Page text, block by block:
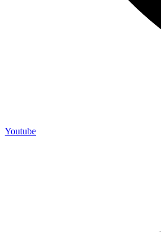
Youtube